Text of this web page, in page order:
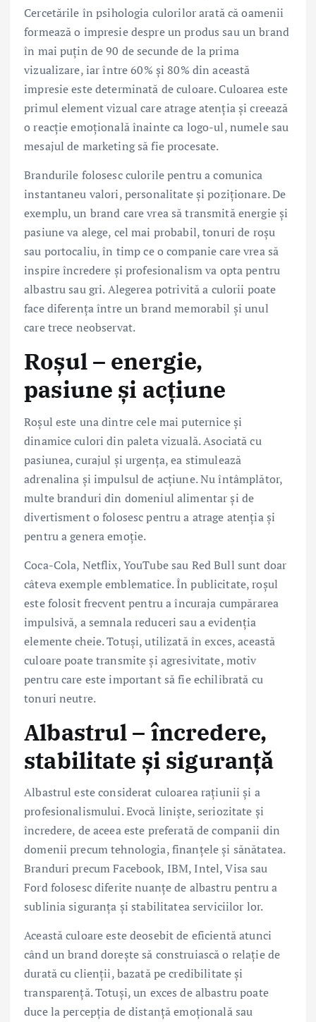
Cercetările în psihologia culorilor arată că oamenii
formează o impresie despre un produs sau un brand
în mai puțin de 90 de secunde de la prima
vizualizare, iar între 60% și 80% din această
impresie este determinată de culoare. Culoarea este
primul element vizual care atrage atenția și creează
o reacție emoțională înainte ca logo-ul, numele sau
mesajul de marketing să fie procesate.
Brandurile folosesc culorile pentru a comunica
instantaneu valori, personalitate și poziționare. De
exemplu, un brand care vrea să transmită energie și
pasiune va alege, cel mai probabil, tonuri de roșu
sau portocaliu, în timp ce o companie care vrea să
inspire încredere și profesionalism va opta pentru
albastru sau gri. Alegerea potrivită a culorii poate
face diferența între un brand memorabil și unul
care trece neobservat.
Roșul – energie,
pasiune și acțiune
Roșul este una dintre cele mai puternice și
dinamice culori din paleta vizuală. Asociată cu
pasiunea, curajul și urgența, ea stimulează
adrenalina și impulsul de acțiune. Nu întâmplător,
multe branduri din domeniul alimentar și de
divertisment o folosesc pentru a atrage atenția și
pentru a genera emoție.
Coca-Cola, Netflix, YouTube sau Red Bull sunt doar
câteva exemple emblematice. În publicitate, roșul
este folosit frecvent pentru a încuraja cumpărarea
impulsivă, a semnala reduceri sau a evidenția
elemente cheie. Totuși, utilizată în exces, această
culoare poate transmite și agresivitate, motiv
pentru care este important să fie echilibrată cu
tonuri neutre.
Albastrul – încredere,
stabilitate și siguranță
Albastrul este considerat culoarea rațiunii și a
profesionalismului. Evocă liniște, seriozitate și
încredere, de aceea este preferată de companii din
domenii precum tehnologia, finanțele și sănătatea.
Branduri precum Facebook, IBM, Intel, Visa sau
Ford folosesc diferite nuanțe de albastru pentru a
sublinia siguranța și stabilitatea serviciilor lor.
Această culoare este deosebit de eficientă atunci
când un brand dorește să construiască o relație de
durată cu clienții, bazată pe credibilitate și
transparență. Totuși, un exces de albastru poate
duce la percepția de distanță emoțională sau